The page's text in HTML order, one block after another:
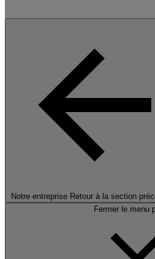
Notre entreprise Retour à la section
Fermer le menu